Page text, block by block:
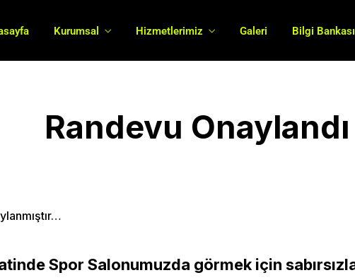
Kurumsal Hizmetlerimiz Galeri Bilgi Bankası
Randevu Onaylandı
Spor Salonumuzda görmek içinMore Pages